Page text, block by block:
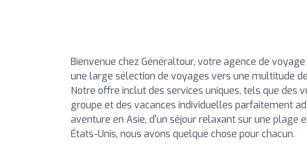
Bienvenue chez Généraltour, votre agence de
une large sélection de voyages vers une multitude
Notre offre inclut des services uniques, tels que des
groupe et des vacances individuelles parfaitement
aventure en Asie, d'un séjour relaxant sur une plage
États-Unis, nous avons quelque chose pour chacun.